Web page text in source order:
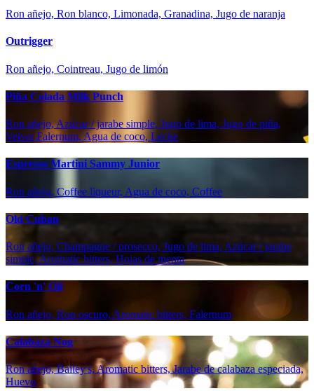
Ron añejo, Ron blanco, Limonada, Granadina, Jugo de naranja
Outrigger
Ron añejo, Cointreau, Jugo de limón
Piña Colada Milk Punch
Ron añejo, Azúcar / jarabe simple, Jugo de lima, Jugo de piña,
Velvet Falernum, Agua de coco, Leche
Espresso Martini Sammy Junior
Ron añejo, Coffee liqueur, Agua de coco, Coffee
Old Cuban
Ron añejo, Champagne / prosecco, Jugo de lima, Azúcar / jarabe
simple, Aromatic bitters, Hojas de menta
Corn 'n' Oil
Ron añejo, Ron oscuro, Aromatic bitters, Falernum
Calabaza Nog
Ron añejo, Bailey's, Aromatic bitters, Jarabe de calabaza especiada,
Huevo